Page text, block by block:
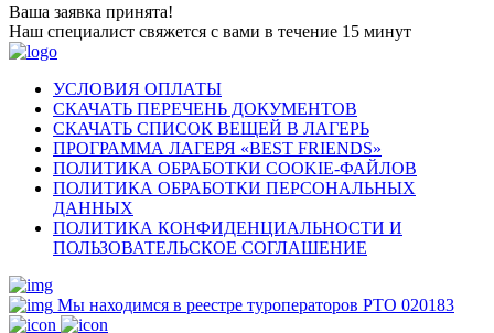
Ваша заявка принята!
Наш специалист свяжется с вами в течение 15 минут
УСЛОВИЯ ОПЛАТЫ
СКАЧАТЬ ПЕРЕЧЕНЬ ДОКУМЕНТОВ
СКАЧАТЬ СПИСОК ВЕЩЕЙ В ЛАГЕРЬ
ПРОГРАММА ЛАГЕРЯ «BEST FRIENDS»
ПОЛИТИКА ОБРАБОТКИ COOKIE-ФАЙЛОВ
ПОЛИТИКА ОБРАБОТКИ ПЕРСОНАЛЬНЫХ
ДАННЫХ
ПОЛИТИКА КОНФИДЕНЦИАЛЬНОСТИ И
ПОЛЬЗОВАТЕЛЬСКОЕ СОГЛАШЕНИЕ
Мы находимся в реестре туроператоров РТО 020183